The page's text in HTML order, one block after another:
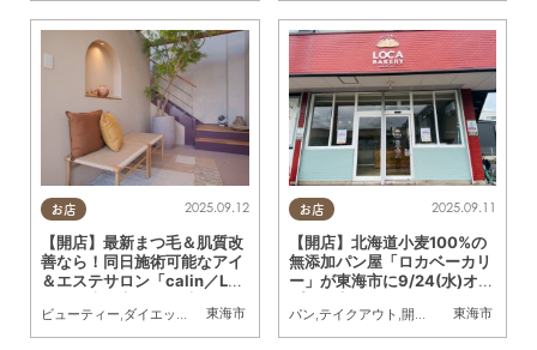
お店
東海市
2025.09.12
【開店】最新まつ毛＆肌質改
善なら！同日施術可能なアイ
＆エステサロン「calin／Lat
プン／ちたまる広告
ビューティー,ダイエット 健康,専門店 ちたまる広告 ,クーポン,おひとりさま,友人
お店
東海市
2025.09.11
【開店】北海道小麦100%の
無添加パン屋「ロカベーカリ
ー」が東海市に9/24(水)オー
パン,テイクアウト ,開店 まちネタ